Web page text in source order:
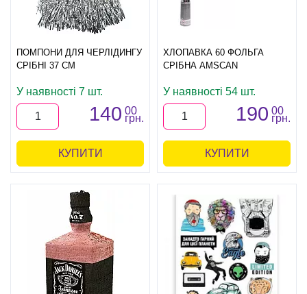
ПОМПОНИ ДЛЯ ЧЕРЛІДИНГУ
СРІБНІ 37 СМ
У наявності 7 шт.
140 00
грн.
КУПИТИ
ХЛОПАВКА 60 ФОЛЬГА
СРІБНА AMSCAN
У наявності 54 шт.
190 00
грн.
КУПИТИ